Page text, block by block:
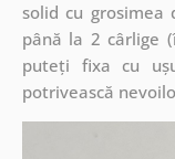
solid cu grosimea
până la 2 cârlige
puteți fixa cu
potrivească